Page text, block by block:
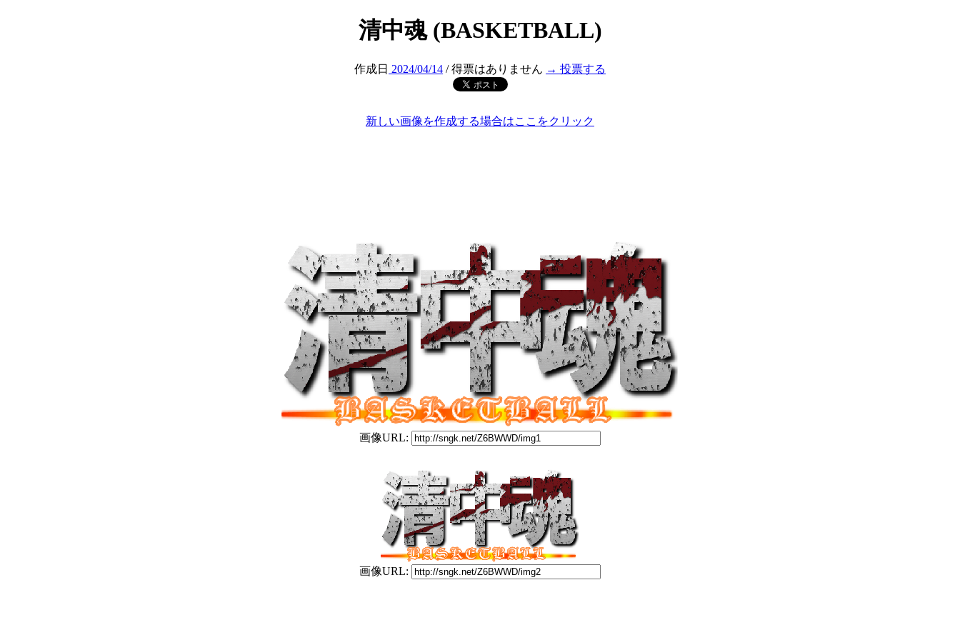
清中魂 (BASKETBALL)
作成日 2024/04/14 / 得票はありません → 投票する
新しい画像を作成する場合はここをクリック
画像URL:
画像URL: